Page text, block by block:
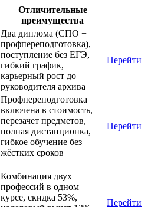
Отличительные
преимущества
Два диплома (СПО +
профпереподготовка),
поступление без ЕГЭ,
гибкий график,
карьерный рост до
руководителя архива
Перейти
Профпереподготовка
включена в стоимость,
перезачет предметов,
полная дистанционка,
гибкое обучение без
жёстких сроков
Перейти
Комбинация двух
профессий в одном
курсе, скидка 53%,
Перейти